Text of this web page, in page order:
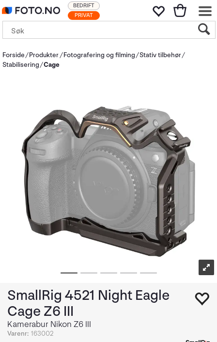
PRIVAT
BEDRIFT
Forside Produkter Fotografering og filming Stativ tilbehør
Stabilisering
Cage
SmallRig 4521 Night Eagle
Cage Z6 III
Kamerabur Nikon Z6 III
Varenr: 163002